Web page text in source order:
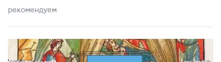
рекомендуем